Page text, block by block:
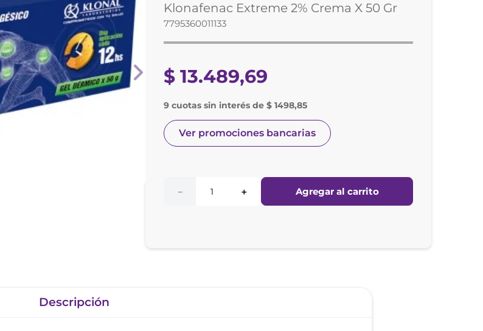
Klonafenac Extreme 2% Crema X 50 Gr
7795360011133
$ 13.489,69
9 cuotas sin interés de $ 1498,85
Ver promociones bancarias
＋
－ Agregar al carrito
Descripción